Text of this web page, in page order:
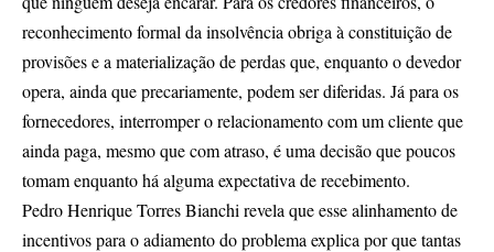
reconhecimento formal da insolvência obriga à constituição de
provisões e a materialização de perdas que, enquanto o devedor
opera, ainda que precariamente, podem ser diferidas. Já para os
fornecedores, interromper o relacionamento com um cliente que
ainda paga, mesmo que com atraso, é uma decisão que poucos
tomam enquanto há alguma expectativa de recebimento.
Pedro Henrique Torres Bianchi revela que esse alinhamento de
incentivos para o adiamento do problema explica por que tantas